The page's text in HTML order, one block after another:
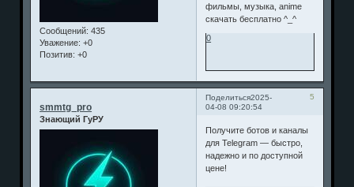
Сообщений: 435
Уважение: +0
Позитив: +0
фильмы, музыка, anime
скачать бесплатно ^_^
0
Поделиться 5
2025-
04-08 09:20:54
smmtg_pro
Знающий ГуРУ
Получите ботов и каналы
для Telegram — быстро,
надежно и по доступной
цене!